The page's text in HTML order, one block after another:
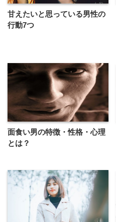
甘えたいと思っている男性の
行動7つ
面食い男の特徴・性格・心理
とは？